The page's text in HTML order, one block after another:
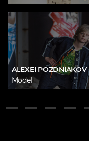
ALEXEI POZDNIAKOV
Model